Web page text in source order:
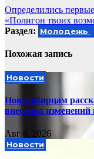
Навигация
по
Определились
«Полигон твоих
Раздел: Молодежь
Похожая запись
Новости
Новосибирцам
внесения изменений
Авг 6, 2026
Новости